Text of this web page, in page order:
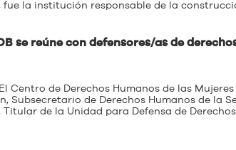
fue la institución responsable de la
se reúne con defensores/as de
Centro de Derechos Humanos de las Mujeres
Subsecretario de Derechos Humanos de la
de la Unidad para Defensa de